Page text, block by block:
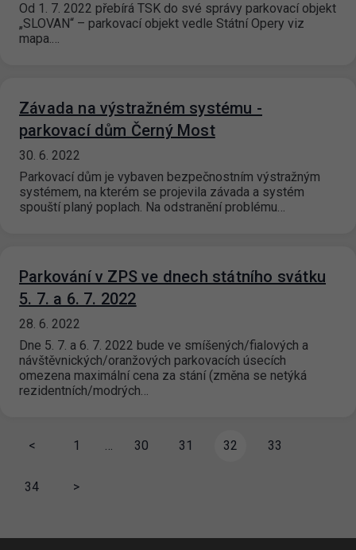
Od 1. 7. 2022 přebírá TSK do své správy parkovací objekt
„SLOVAN“ – parkovací objekt vedle Státní Opery viz
mapa.…
Závada na výstražném systému -
parkovací dům Černý Most
30. 6. 2022
Parkovací dům je vybaven bezpečnostním výstražným
systémem, na kterém se projevila závada a systém
spouští planý poplach. Na odstranění problému…
Parkování v ZPS ve dnech státního svátku
5. 7. a 6. 7. 2022
28. 6. 2022
Dne 5. 7. a 6. 7. 2022 bude ve smíšených/fialových a
návštěvnických/oranžových parkovacích úsecích
omezena maximální cena za stání (změna se netýká
rezidentních/modrých…
< 1 … 30 31 32 33
34 >